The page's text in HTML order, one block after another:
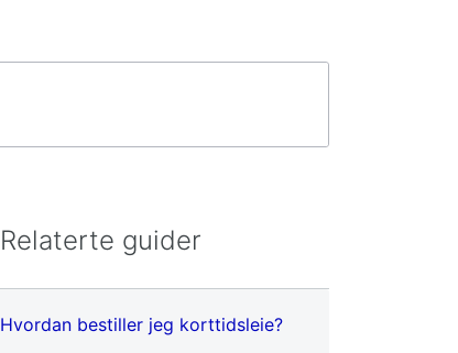
Relaterte guider
Hvordan bestiller jeg korttidsleie?